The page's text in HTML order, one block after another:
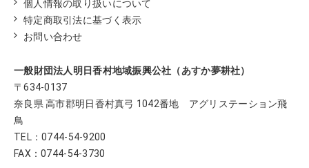
個人情報の取り扱いについて
特定商取引法に基づく表示
お問い合わせ
一般財団法人明日香村地域振興公社（あすか夢耕社）
〒634-0137
奈良県 高市郡明日香村真弓 1042番地 アグリステーション飛
鳥
TEL：0744-54-9200
FAX：0744-54-3730